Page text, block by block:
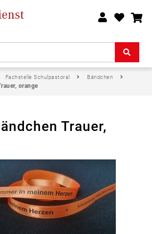
Fachstelle Schulpastoral Bändchen
orange
Trauer,